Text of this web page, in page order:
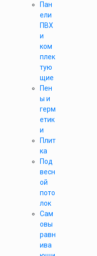
Пан
ели
ПВХ
и
ком
плек
тую
щие
Пен
ы и
герм
етик
и
Плит
ка
Под
весн
ой
пото
лок
Сам
овы
равн
ива